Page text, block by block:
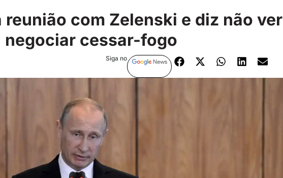
reunião com Zelenski e diz não ver
negociar cessar-fogo
Siga no